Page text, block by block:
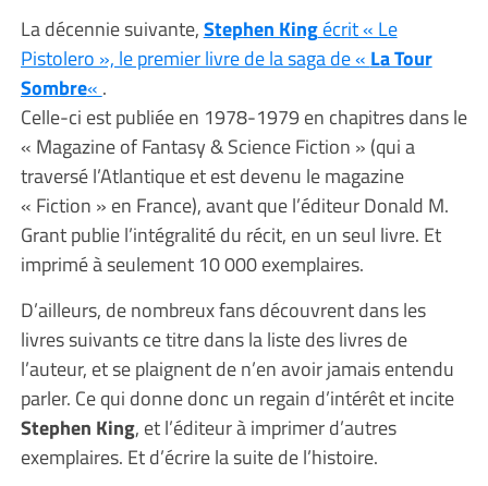
La décennie suivante,Stephen Kingécrit « Le
Pistolero », le premier livre de la saga de « La Tour
Sombre« .
Celle-ci est publiée en 1978-1979 en chapitres dans le
« Magazine of Fantasy & Science Fiction » (qui a
traversé l’Atlantique et est devenu le magazine
« Fiction » en France), avant que l’éditeur Donald M.
Grant publie l’intégralité du récit, en un seul livre. Et
imprimé à seulement 10 000 exemplaires.
D’ailleurs, de nombreux fans découvrent dans les
livres suivants ce titre dans la liste des livres de
l’auteur, et se plaignent de n’en avoir jamais entendu
parler. Ce qui donne donc un regain d’intérêt et incite
Stephen King, et l’éditeur à imprimer d’autres
exemplaires. Et d’écrire la suite de l’histoire.